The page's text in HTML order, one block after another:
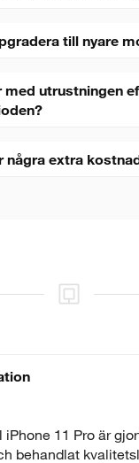
till nyare
med utrustningen
några extra
11 Pro är
behandlat